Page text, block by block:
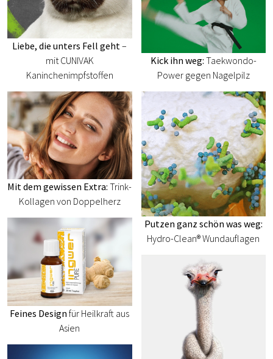
Liebe, die unters Fell geht–
mit CUNIVAK
Kaninchenimpfstoffen
Kick ihn weg: Taekwondo-
Power gegen Nagelpilz
Mit dem gewissen Extra: Trink-
Kollagen von Doppelherz
Putzen ganz schön was weg:
Hydro-Clean® Wundauflagen
Feines Design für Heilkraft aus
Asien